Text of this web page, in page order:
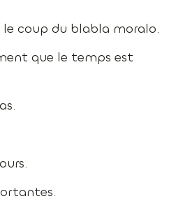
le coup du blabla moralo.
que le temps est